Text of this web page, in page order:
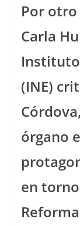
Por
Carla
(INE)
órgano
en